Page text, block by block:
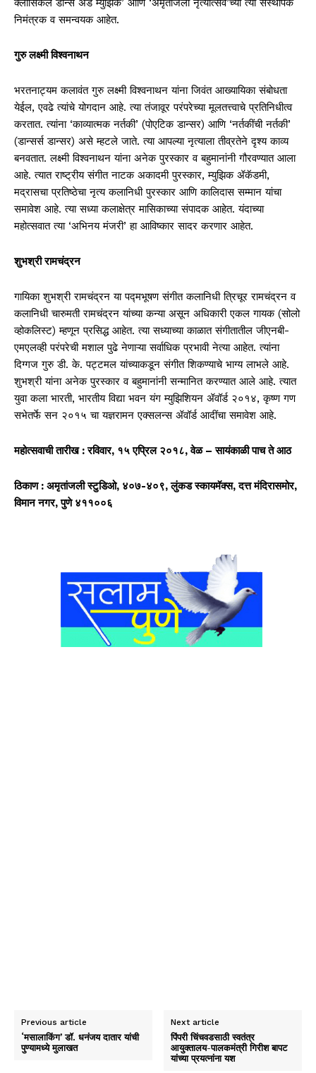
क्लासिकल डान्स अँड म्युझिक’ आणि ‘अमृतांजली नृत्योत्सव’च्या त्या संस्थापक
निमंत्रक व समन्वयक आहेत.
गुरु लक्ष्मी विश्वनाथन
भरतनाट्यम कलावंत गुरु लक्ष्मी विश्वनाथन यांना जिवंत आख्यायिका संबोधता
येईल, एवढे त्यांचे योगदान आहे. त्या तंजावूर परंपरेच्या मूलतत्त्वाचे प्रतिनिधीत्व
करतात. त्यांना ‘काव्यात्मक नर्तकी’ (पोएटिक डान्सर) आणि ‘नर्तकींची नर्तकी’
(डान्सर्स डान्सर) असे म्हटले जाते. त्या आपल्या नृत्याला तीव्रतेने दृश्य काव्य
बनवतात. लक्ष्मी विश्वनाथन यांना अनेक पुरस्कार व बहुमानांनी गौरवण्यात आला
आहे. त्यात राष्ट्रीय संगीत नाटक अकादमी पुरस्कार, म्युझिक ॲकॅडमी,
मद्रासचा प्रतिष्ठेचा नृत्य कलानिधी पुरस्कार आणि कालिदास सम्मान यांचा
समावेश आहे. त्या सध्या कलाक्षेत्र मासिकाच्या संपादक आहेत. यंदाच्या
महोत्सवात त्या ‘अभिनय मंजरी’ हा आविष्कार सादर करणार आहेत.
शुभश्री रामचंद्रन
गायिका शुभश्री रामचंद्रन या पद्मभूषण संगीत कलानिधी त्रिचूर रामचंद्रन व
कलानिधी चारुमती रामचंद्रन यांच्या कन्या असून अधिकारी एकल गायक (सोलो
व्होकलिस्ट) म्हणून प्रसिद्ध आहेत. त्या सध्याच्या काळात संगीतातील जीएनबी-
एमएलव्ही परंपरेची मशाल पुढे नेणाऱ्या सर्वाधिक प्रभावी नेत्या आहेत. त्यांना
दिग्गज गुरु डी. के. पट्टमल यांच्याकडून संगीत शिकण्याचे भाग्य लाभले आहे.
शुभश्री यांना अनेक पुरस्कार व बहुमानांनी सन्मानित करण्यात आले आहे. त्यात
युवा कला भारती, भारतीय विद्या भवन यंग म्युझिशियन ॲवॉर्ड २०१४, कृष्ण गण
सभेतर्फे सन २०१५ चा यज्ञरामन एक्सलन्स ॲवॉर्ड आदींचा समावेश आहे.
महोत्सवाची तारीख : रविवार, १५ एप्रिल २०१८, वेळ – सायंकाळी पाच ते आठ
ठिकाण : अमृतांजली स्टुडिओ, ४०७-४०९, लुंकड स्कायमॅक्स, दत्त मंदिरासमोर,
विमान नगर, पुणे ४११००६
Previous article
‘मसालाकिंग’ डॉ. धनंजय दातार यांची
पुण्यामध्ये मुलाखत
Next article
पिंपरी चिंचवडसाठी स्वतंत्र
आयुक्तालय-पालकमंत्री गिरीश बापट
यांच्या प्रयत्नांना यश